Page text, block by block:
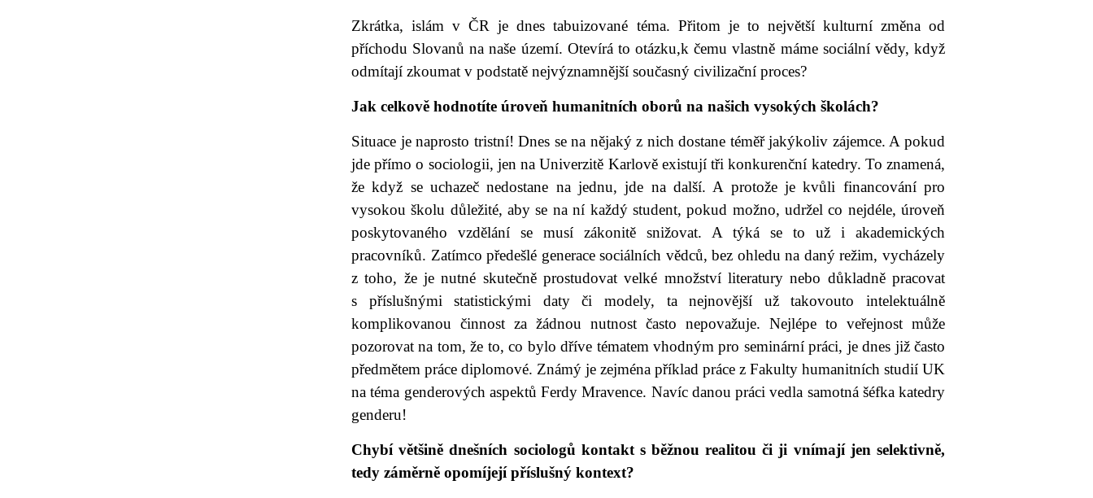
Zkrátka, islám v ČR je dnes tabuizované téma. Přitom je to největší kulturní změna od
příchodu Slovanů na naše území. Otevírá to otázku,k čemu vlastně máme sociální vědy, když
odmítají zkoumat v podstatě nejvýznamnější současný civilizační proces?
Jak celkově hodnotíte úroveň humanitních oborů na našich vysokých školách?
Situace je naprosto tristní! Dnes se na nějaký z nich dostane téměř jakýkoliv zájemce. A pokud
jde přímo o sociologii, jen na Univerzitě Karlově existují tři konkurenční katedry. To znamená,
že když se uchazeč nedostane na jednu, jde na další. A protože je kvůli financování pro
vysokou školu důležité, aby se na ní každý student, pokud možno, udržel co nejdéle, úroveň
poskytovaného vzdělání se musí zákonitě snižovat. A týká se to už i akademických
pracovníků. Zatímco předešlé generace sociálních vědců, bez ohledu na daný režim, vycházely
z toho, že je nutné skutečně prostudovat velké množství literatury nebo důkladně pracovat
s příslušnými statistickými daty či modely, ta nejnovější už takovouto intelektuálně
komplikovanou činnost za žádnou nutnost často nepovažuje. Nejlépe to veřejnost může
pozorovat na tom, že to, co bylo dříve tématem vhodným pro seminární práci, je dnes již často
předmětem práce diplomové. Známý je zejména příklad práce z Fakulty humanitních studií UK
na téma genderových aspektů Ferdy Mravence. Navíc danou práci vedla samotná šéfka katedry
genderu!
Chybí většině dnešních sociologů kontakt s běžnou realitou či ji vnímají jen selektivně,
tedy záměrně opomíjejí příslušný kontext?